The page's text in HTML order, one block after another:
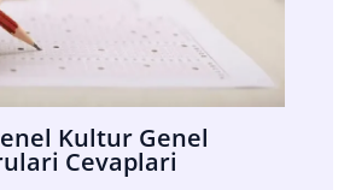
Kultur Genel
Cevaplari